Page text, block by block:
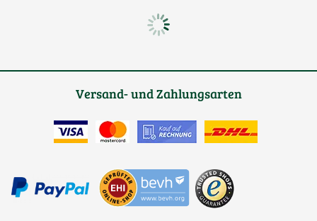
Versand- und Zahlungsarten